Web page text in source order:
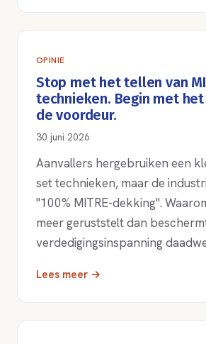
OPINIE
Stop met het tellen van
technieken. Begin met
de voordeur.
30 juni 2026
Aanvallers hergebruiken een
set technieken, maar de
"100% MITRE-dekking".
meer geruststelt dan
verdedigingsinspanning
Lees meer →